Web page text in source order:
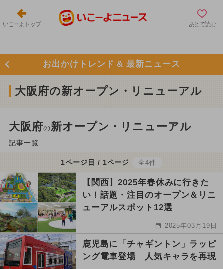
いこーよトップ あとで読む
お出かけトレンド & 最新ニュース
大阪府の新オープン・リニューアル
大阪府の新オープン・リニューアル
記事一覧
1ページ目 / 1ページ 全4件
【関西】2025年春休みに行きた
い！話題・注目のオープン＆リニ
ューアルスポット12選
2025年03月19日
鹿児島に「チャギントン」ラッピ
ング電車登場 人気キャラを再現